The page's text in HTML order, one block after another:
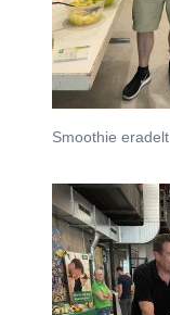
Smoothie eradelt